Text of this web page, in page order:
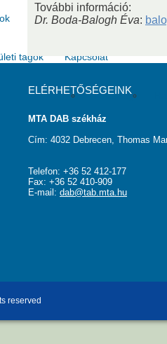
tagok Kapcsolat
Titkárság
További információ:
Dr. Boda-Balogh Éva:
ELÉRHETŐSÉGEINK
MTA DAB székház
Cím: 4032 Debrecen, Thomas
Telefon: +36 52 412-177
Fax: +36 52 410-909
E-mail: dab@tab.mta.hu
reserved